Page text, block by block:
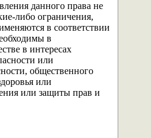
данного права не
либо ограничения,
в соответствии
в
в интересах
или
общественного
или
или защиты прав и